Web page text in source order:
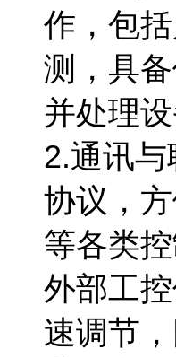
作，包
测，具
并处理
2.通讯
协议，
等各类
外部工
速调节